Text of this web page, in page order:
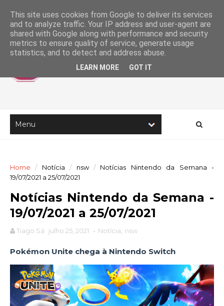
Home / Notícia / nsw /
Notícias Nintendo da Semana -
19/07/2021 a 25/07/2021
Notícias Nintendo da Semana -
19/07/2021 a 25/07/2021
Tiago Sá julho 25, 2021 - Notícia nsw
Pokémon Unite chega à Nintendo Switch
This site uses cookies from Google to deliver its services
and to analyze traffic. Your IP address and user-agent are
shared with Google along with performance and security
metrics to ensure quality of service, generate usage
statistics, and to detect and address abuse.
LEARN MORE GOT IT